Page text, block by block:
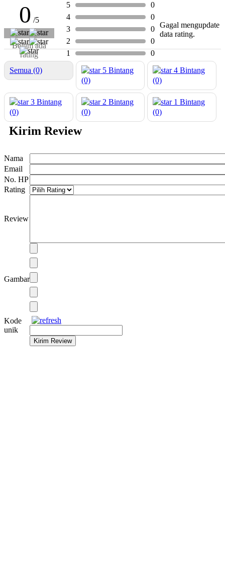
0 /5
Belum ada
rating
5
0
4
0
3
0
2
0
1
0
Semua (0)
5 Bintang
(0)
4Bintang
(0)
3 Bintang
(0)
2 Bintang
(0)
1Bintang
(0)
Gagal mengupdate
data rating.
Kirim Review
Nama
Email
No. HP
Rating
Review
Gambar
Kode
unik